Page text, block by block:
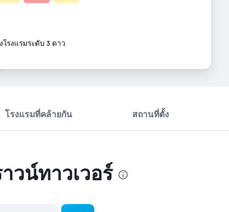
โรงแรมที่คล้ายกัน สถานที่ตั้ง
น์ทาวเวอร์
รงแรมระดับ 3 ดาว